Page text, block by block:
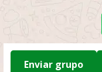
Enviar grupo